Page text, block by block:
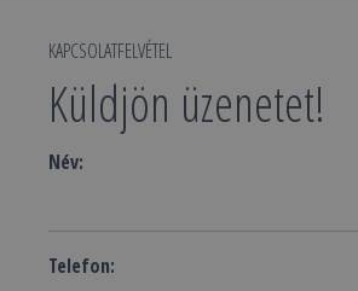
KAPCSOLATFELVÉTEL
Küldjön üzenetet!
Név:
Telefon: